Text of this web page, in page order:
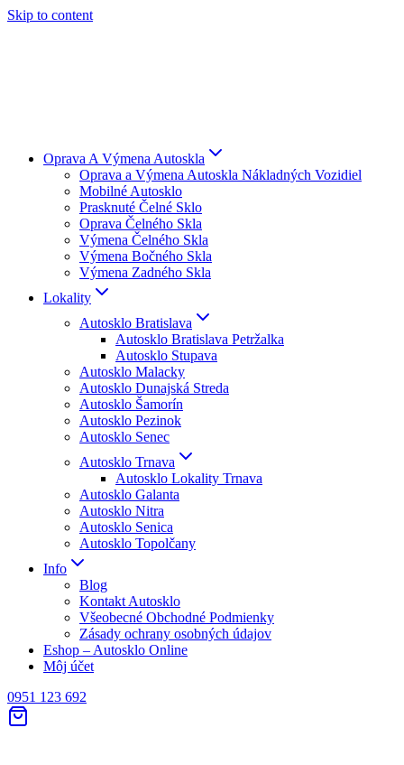
Skip to content
Oprava A Výmena Autoskla
Oprava a Výmena Autoskla Nákladných Vozidiel
Mobilné Autosklo
Prasknuté Čelné Sklo
Oprava Čelného Skla
Výmena Čelného Skla
Výmena Bočného Skla
Výmena Zadného Skla
Lokality
Autosklo Bratislava
Autosklo Bratislava Petržalka
Autosklo Stupava
Autosklo Malacky
Autosklo Dunajská Streda
Autosklo Šamorín
Autosklo Pezinok
Autosklo Senec
Autosklo Trnava
Autosklo Lokality Trnava
Autosklo Galanta
Autosklo Nitra
Autosklo Senica
Autosklo Topolčany
Info
Blog
Kontakt Autosklo
Všeobecné Obchodné Podmienky
Zásady ochrany osobných údajov
Eshop – Autosklo Online
Môj účet
0951 123 692